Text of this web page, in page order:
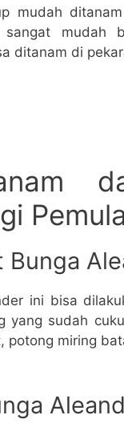
mudah
mudah
ditanam di
Pemula
Bunga
ini bisa
yang sudah
potong miring